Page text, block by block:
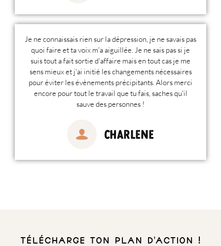
Je ne connaissais rien sur la dépression, je ne savais pas
quoi faire et ta voix m'a aiguillée. Je ne sais pas si je
suis tout a fait sortie d'affaire mais en tout cas je me
sens mieux et j'ai initié les changements nécessaires
pour éviter les évènements précipitants. Alors merci
encore pour tout le travail que tu fais, saches qu'il
sauve des personnes !
Charlene
Télécharge ton plan d’action !